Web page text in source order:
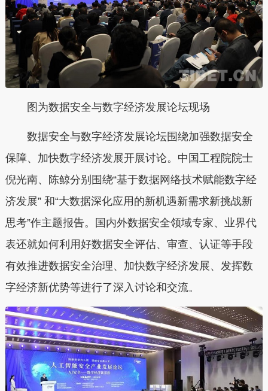
图为数据安全与数字经济发展论坛现场
数据安全与数字经济发展论坛围绕加强数据安全
保障、加快数字经济发展开展讨论。中国工程院院士
倪光南、陈鲸分别围绕“基于数据网络技术赋能数字经
济发展” 和“大数据深化应用的新机遇新需求新挑战新
思考”作主题报告。国内外数据安全领域专家、业界代
表还就如何利用好数据安全评估、审查、认证等手段
有效推进数据安全治理、加快数字经济发展、发挥数
字经济新优势等进行了深入讨论和交流。